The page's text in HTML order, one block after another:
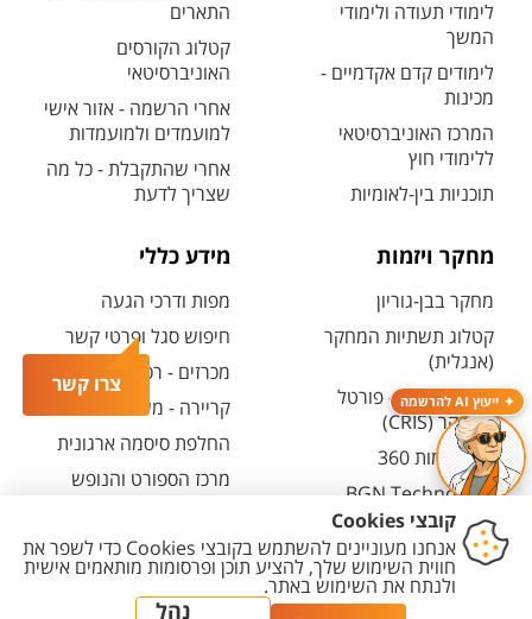
צרו קשר
ייעוץ AI להרשמה
לימודי תעודה ולימודי
המשך
לימודים קדם אקדמיים -
מכינות
המרכז האוניברסיטאי
ללימודי חוץ
תוכניות בין-לאומיות
התארים
קטלוג הקורסים
האוניברסיטאי
אחרי הרשמה - אזור אישי
למועמדים ולמועמדות
אחרי שהתקבלת - כל מה
שצריך לדעת
מחקר ויזמות
מחקר בבן-גוריון
קטלוג תשתיות המחקר
(אנגלית)
חיפוש מנחה - פורטל
המחקר (CRIS)
מרכז יזמות 360
BGN Technology
Transfer
פארק ההייטק
משרות אקדמיות
מידע כללי
מפות ודרכי הגעה
חיפוש סגל ופרטי קשר
מכרזים - רכש ובינוי
קריירה - משרות פתוחות
החלפת סיסמה ארגונית
מרכז הספורט והנופש
חירום